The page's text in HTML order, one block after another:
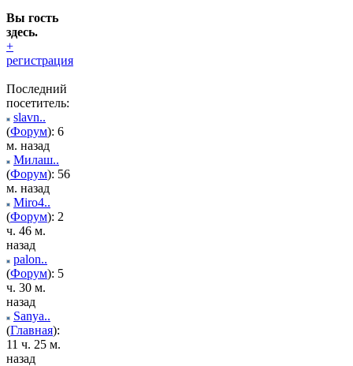
Вы гость
здесь.
+
регистрация
Последний
посетитель:
slavn..
(Форум): 6
м. назад
Милаш..
(Форум): 56
м. назад
Miro4..
(Форум): 2
ч. 46 м.
назад
palon..
(Форум): 5
ч. 30 м.
назад
Sanya..
(Главная):
11 ч. 25 м.
назад